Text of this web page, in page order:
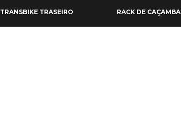
TRANSBIKE TRASEIRO RACK DE CAÇAMBA